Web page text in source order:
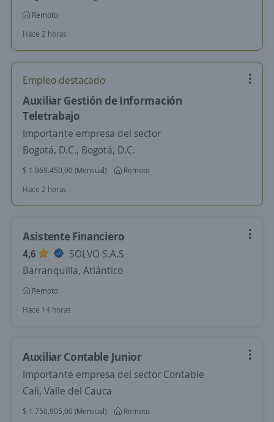
Remoto
Hace 2 horas
Empleo destacado
Auxiliar Gestión de Información
Teletrabajo
Importante empresa del sector
Bogotá, D.C., Bogotá, D.C.
$ 1.969.450,00 (Mensual)
Remoto
Hace 2 horas
Asistente Financiero
4,6
SOLVO S.A.S
Barranquilla, Atlántico
Remoto
Hace 14 horas
Auxiliar Contable Junior
Importante empresa del sector Contable
Cali, Valle del Cauca
$ 1.750.905,00 (Mensual)
Remoto